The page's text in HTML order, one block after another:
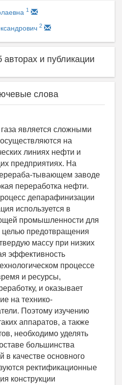
1
2
и публикации
слова
является сложными
на
линиях нефти и
предприятиях. На
тывающем заводе
переработка нефти.
депарафинизации
используется в
промышленности для
целью предотвращения
массу при низких
эффективность
процессе
и ресурсы,
и оказывает
на технико-
Поэтому изучению
аппаратов, а также
необходимо уделять
большинства
в качестве основного
ректификационные
конструкции